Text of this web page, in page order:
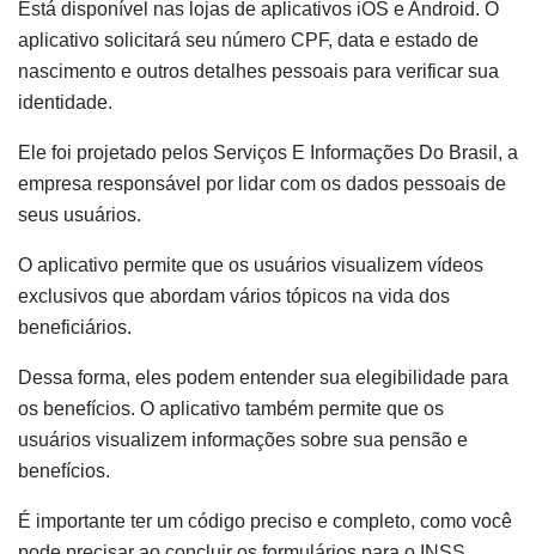
Está disponível nas lojas de aplicativos iOS e Android. O
aplicativo solicitará seu número CPF, data e estado de
nascimento e outros detalhes pessoais para verificar sua
identidade.
Ele foi projetado pelos Serviços E Informações Do Brasil, a
empresa responsável por lidar com os dados pessoais de
seus usuários.
O aplicativo permite que os usuários visualizem vídeos
exclusivos que abordam vários tópicos na vida dos
beneficiários.
Dessa forma, eles podem entender sua elegibilidade para
os benefícios. O aplicativo também permite que os
usuários visualizem informações sobre sua pensão e
benefícios.
É importante ter um código preciso e completo, como você